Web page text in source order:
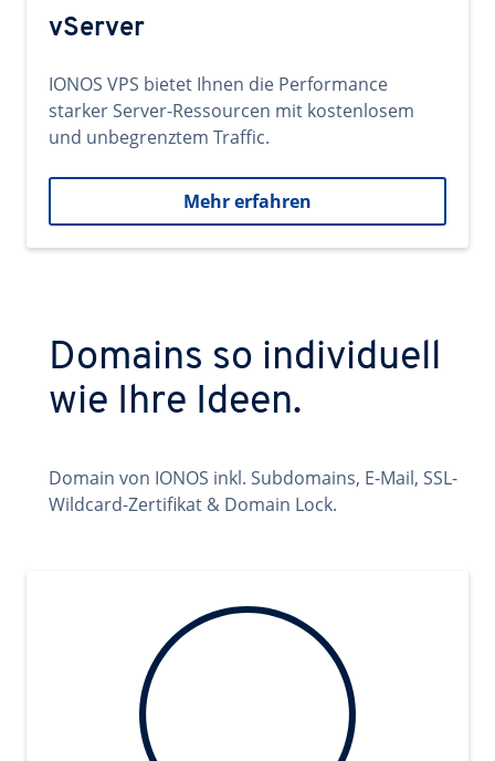
vServer
IONOS VPS bietet Ihnen die Performance
starker Server-Ressourcen mit kostenlosem
und unbegrenztem Traffic.
Mehr erfahren
Domains so individuell
wie Ihre Ideen.
Domain von IONOS inkl. Subdomains, E-Mail, SSL-
Wildcard-Zertifikat & Domain Lock.